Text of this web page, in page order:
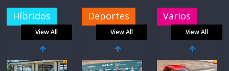
Híbridos
View All
Deportes
View All
Varios
View All